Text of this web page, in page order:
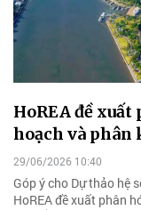
HoREA đề xuất
hoạch và phân
29/06/2026 10:40
Góp ý cho Dự thảo hệ
HoREA đề xuất phân